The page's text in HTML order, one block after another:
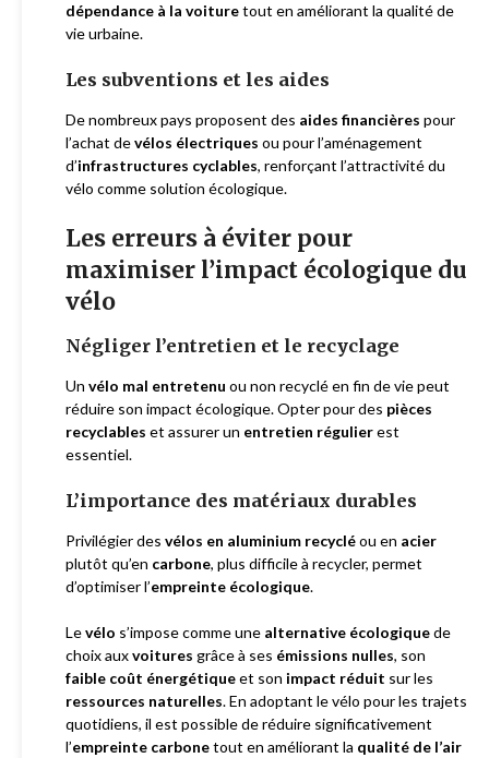
dépendance à la voituretout en améliorant la qualité de
vie urbaine.
Les subventions et les aides
De nombreux pays proposent des aides financières pour
l’achat devélos électriques ou pour l’aménagement
d’infrastructures cyclables, renforçant l’attractivité du
vélo comme solution écologique.
Les erreurs à éviter pour
maximiser l’impact écologique du
vélo
Négliger l’entretien et le recyclage
Un vélo mal entretenu ou non recyclé en fin de vie peut
réduire son impact écologique. Opter pour des pièces
recyclables et assurer un entretien régulierest
essentiel.
L’importance des matériaux durables
Privilégier des vélos en aluminium recycléou en acier
plutôt qu’en carbone, plus difficile à recycler, permet
d’optimiser l’empreinte écologique.
Levélo s’impose comme une alternative écologiquede
choix auxvoitures grâce à ses émissions nulles, son
faible coût énergétiqueet son impact réduit sur les
ressources naturelles. En adoptant le vélo pour les trajets
quotidiens, il est possible de réduire significativement
l’empreinte carbonetout en améliorant la qualité de l’air